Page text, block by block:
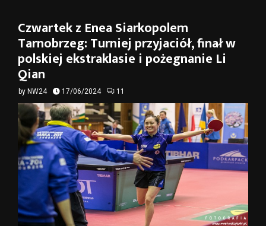
Czwartek z Enea Siarkopolem
Tarnobrzeg: Turniej przyjaciół, finał w
polskiej ekstraklasie i pożegnanie Li
Qian
by NW24 17/06/2024 11